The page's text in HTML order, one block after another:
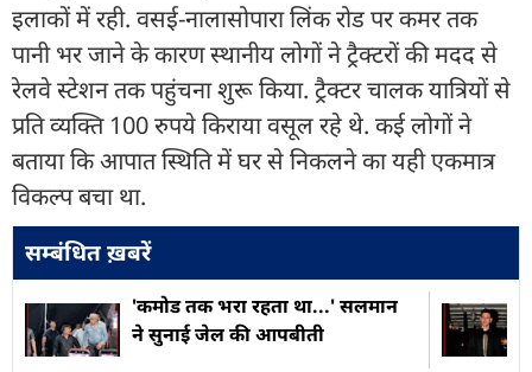
इलाकों में रही. वसई-नालासोपारा लिंक रोड पर कमर तक
पानी भर जाने के कारण स्थानीय लोगों ने ट्रैक्टरों की मदद से
रेलवे स्टेशन तक पहुंचना शुरू किया. ट्रैक्टर चालक यात्रियों से
प्रति व्यक्ति 100 रुपये किराया वसूल रहे थे. कई लोगों ने
बताया कि आपात स्थिति में घर से निकलने का यही एकमात्र
विकल्प बचा था.
सम्बंधित ख़बरें
'कमोड तक भरा रहता था...' सलमान
ने सुनाई जेल की आपबीती